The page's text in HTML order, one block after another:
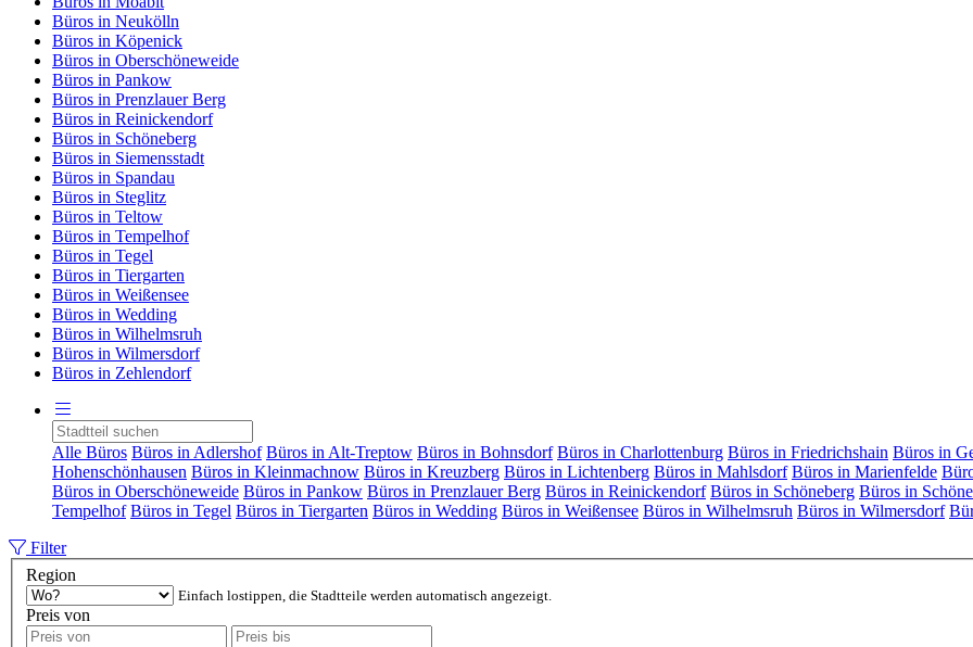
Büros in Neukölln
Büros in Köpenick
Büros in Oberschöneweide
Büros in Pankow
Büros in Prenzlauer Berg
Büros in Reinickendorf
Büros in Schöneberg
Büros in Siemensstadt
Büros in Spandau
Büros in Steglitz
Büros in Teltow
Büros in Tempelhof
Büros in Tegel
Büros in Tiergarten
Büros in Weißensee
Büros in Wedding
Büros in Wilhelmsruh
Büros in Wilmersdorf
Büros in Zehlendorf
Alle Büros Büros in Adlershof Büros in Alt-Treptow Büros in Bohnsdorf Büros in Charlottenburg Büros in Friedrichshain Büros in
Hohenschönhausen Büros in Kleinmachnow Büros in Kreuzberg Büros in Lichtenberg Büros in Mahlsdorf Büros in Marienfelde
Büros in Oberschöneweide Büros in Pankow Büros in Prenzlauer Berg Büros in Reinickendorf Büros in Schöneberg Büros in
Tempelhof Büros in Tegel Büros in Tiergarten Büros in Wedding Büros in Weißensee Büros in Wilhelmsruh Büros in Wilmersdorf
Filter
Region
Einfach lostippen, die Stadtteile werden automatisch angezeigt.
Preis von